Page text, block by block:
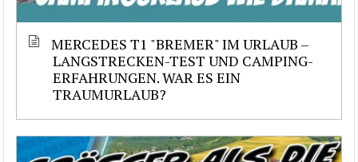
MERCEDES T1 "BREMER" IM URLAUB –
LANGSTRECKEN-TEST UND CAMPING-
ERFAHRUNGEN. WAR ES EIN
TRAUMURLAUB?